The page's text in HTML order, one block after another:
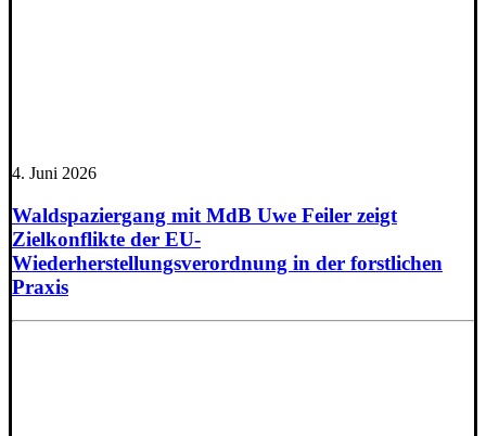
4. Juni 2026
Waldspaziergang mit MdB Uwe Feiler zeigt
Zielkonflikte der EU-
Wiederherstellungsverordnung in der forstlichen
Praxis